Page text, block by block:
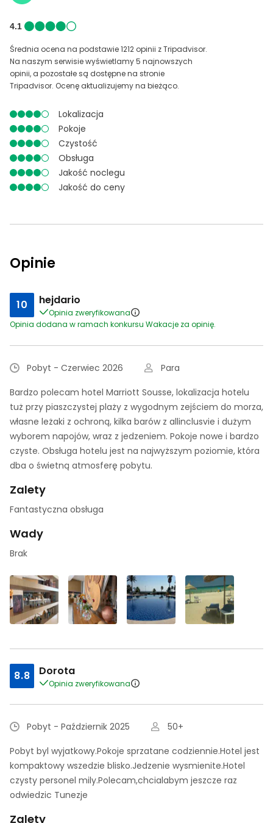
4.1
Średnia ocena na podstawie 1212 opinii z Tripadvisor.
Na naszym serwisie wyświetlamy 5 najnowszych
opinii, a pozostałe są dostępne na stronie
Tripadvisor. Ocenę aktualizujemy na bieżąco.
Lokalizacja
Pokoje
Czystość
Obsługa
Jakość noclegu
Jakość do ceny
Opinie
10 hejdario
Opinia zweryfikowana
Opinia dodana w ramach konkursu Wakacje za opinię.
Pobyt - Czerwiec 2026
Para
Bardzo polecam hotel Marriott Sousse, lokalizacja hotelu
tuż przy piaszczystej plaży z wygodnym zejściem do morza,
własne leżaki z ochroną, kilka barów z allinclusvie i dużym
wyborem napojów, wraz z jedzeniem. Pokoje nowe i bardzo
czyste. Obsługa hotelu jest na najwyższym poziomie, która
dba o świetną atmosferę pobytu.
Zalety
Fantastyczna obsługa
Wady
Brak
8.8 Dorota
Opinia zweryfikowana
Pobyt - Październik 2025
50+
Pobyt byl wyjatkowy.Pokoje sprzatane codziennie.Hotel jest
kompaktowy wszedzie blisko.Jedzenie wysmienite.Hotel
czysty personel mily.Polecam,chcialabym jeszcze raz
odwiedzic Tunezje
Zalety